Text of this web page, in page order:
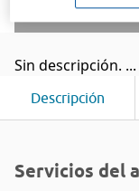
Sin descripción. ...
Descripción
Servicios del